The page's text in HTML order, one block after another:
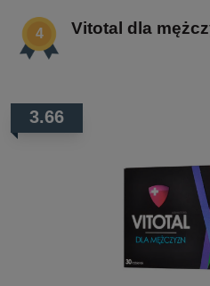
Vitotal dla
3.66